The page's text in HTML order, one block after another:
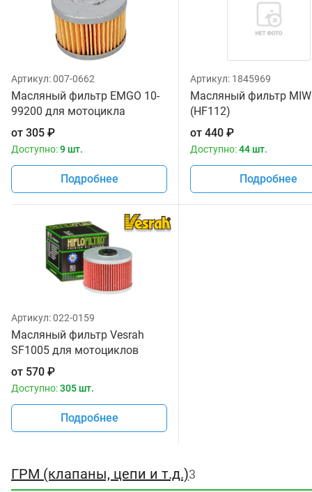
Артикул:007-0662
Масляный фильтр EMGO 10-
99200 для мотоцикла
от 305 ₽
Доступно:9 шт.
Подробнее
Артикул: 1845969
Масляный фильтр
(HF112)
от 440 ₽
Доступно:44 шт.
Подробнее
Артикул:022-0159
Масляный фильтр Vesrah
SF1005 для мотоциклов
от 570 ₽
Доступно:305 шт.
Подробнее
ГРМ (клапаны, цепи и т.д.)3